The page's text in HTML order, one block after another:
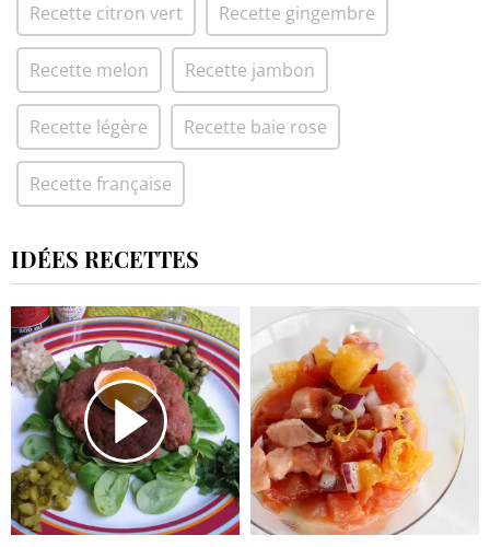
Recette citron vert Recette gingembre
Recette melon Recette jambon
Recette légère Recette baie rose
Recette française
IDÉES RECETTES